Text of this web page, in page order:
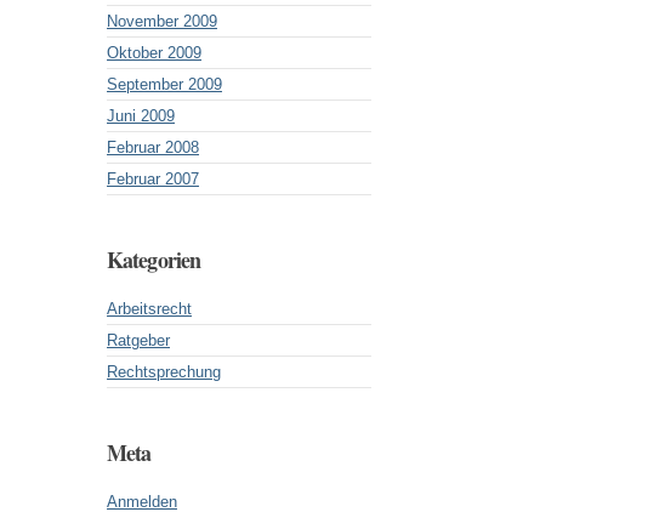
November 2009
Oktober 2009
September 2009
Juni 2009
Februar 2008
Februar 2007
Kategorien
Arbeitsrecht
Ratgeber
Rechtsprechung
Meta
Anmelden